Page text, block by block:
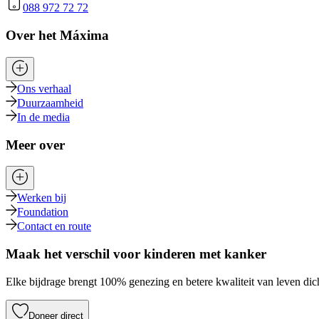
088 972 72 72
Over het Máxima
Ons verhaal
Duurzaamheid
In de media
Meer over
Werken bij
Foundation
Contact en route
Maak het verschil voor kinderen met kanker
Elke bijdrage brengt 100% genezing en betere kwaliteit van leven
Doneer direct